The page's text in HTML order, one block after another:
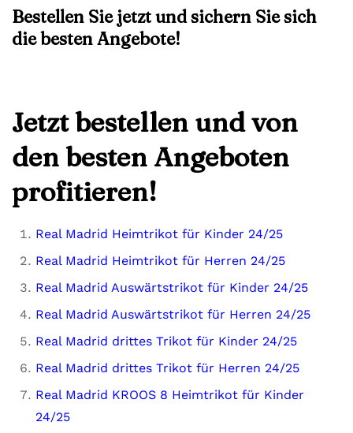
Bestellen Sie jetzt und sichern Sie sich
die besten Angebote!
Jetzt bestellen und von
den besten Angeboten
profitieren!
Real Madrid Heimtrikot für Kinder 24/25
Real Madrid Heimtrikot für Herren 24/25
Real Madrid Auswärtstrikot für Kinder 24/25
Real Madrid Auswärtstrikot für Herren 24/25
Real Madrid drittes Trikot für Kinder 24/25
Real Madrid drittes Trikot für Herren 24/25
Real Madrid KROOS 8 Heimtrikot für Kinder
24/25